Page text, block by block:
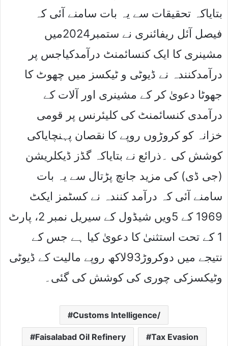
بتایاکہ تحقیقات سے یہ بات سامنے آئی کہ
فیصل آئل ریفائنری نے ستمبر2024میں
مشینری کا ایک کنسائمنٹ درآمدکیاجس پر
درآمدکنندہ نے ڈیوٹی و ٹیکسز میں چھوٹ کا
جھوٹا دعویٰ کر کے مشینری اور آلات کے
درآمدی کنسائمنٹ کی کلیئرنس پر قومی
خزانہ کو کروڑوں روپے کا نقصان پہنچایاکی
کوشش کی ۔ذرائع نے بتایاکہ گڈز ڈیکلریشن
(جی ڈی) کی مزید جانچ پڑتال سے یہ بات
سامنے آئی کہ درآمد کنندہ نے کسٹمز ایکٹ
1969 کے 5ویں شیڈول کے سیریل نمبر 2، پارٹ
1 کے تحت استثنیٰ کا دعویٰ کیا ہے جس کے
نتیجے میں دوکروڑ93لاکھ روپے مالیت کے ڈیوٹی
وٹیکسزکی چوری کی کوشش کی گئی۔
Customs Intelligence/
Faisalabad Oil Refinery Tax Evasion